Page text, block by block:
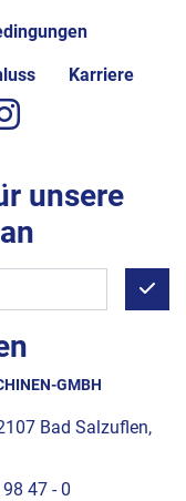
Karriere
GMBH
Bad Salzuflen,
47 - 0
instagram
unsere